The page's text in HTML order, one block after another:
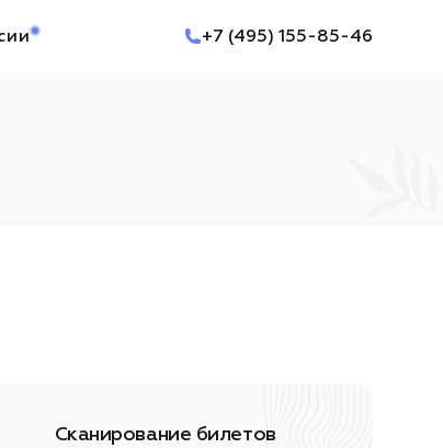
+7 (495) 155-85-46
Сканирование билетов